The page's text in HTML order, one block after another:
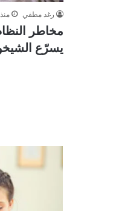
رغد مطفي منذ 3 أيام
مخاطر
يسرّع